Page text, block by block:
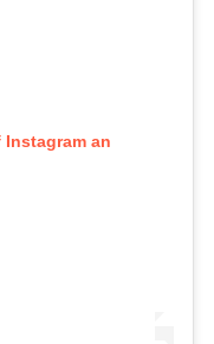
an